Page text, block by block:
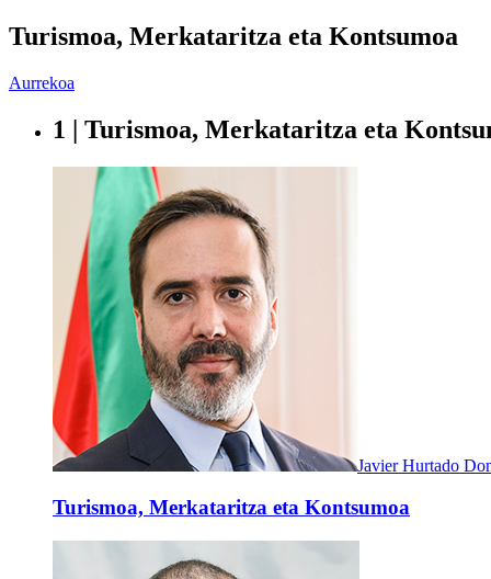
Turismoa, Merkataritza eta Kontsumoa
Aurrekoa
1 | Turismoa, Merkataritza eta
Javier Hurtado
Turismoa, Merkataritza eta Kontsumoa